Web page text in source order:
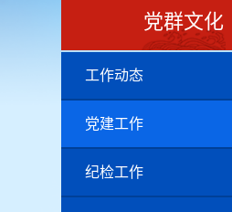
党群文化
工作动态
党建工作
纪检工作